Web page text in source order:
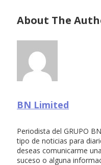
About The
BN Limited
Periodista del GRUPO
tipo de noticias para
deseas comunicarme
suceso o alguna